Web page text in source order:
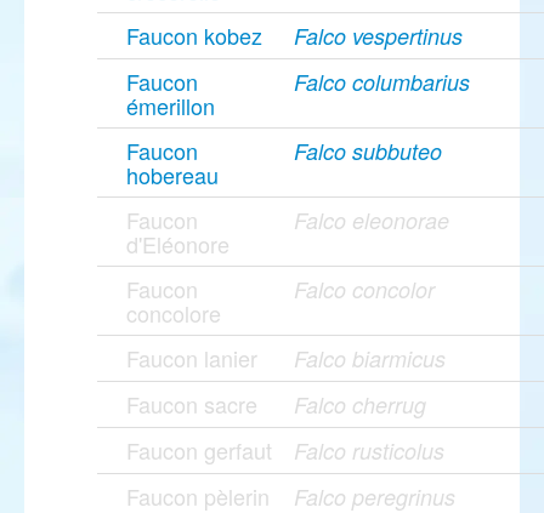
Faucon kobez Falco vespertinus
Faucon
émerillon
Falco columbarius
Faucon
hobereau
Falco subbuteo
Faucon
d'Eléonore
Falco eleonorae
Faucon
concolore
Falco concolor
Faucon lanier Falco biarmicus
Faucon sacre Falco cherrug
Faucon gerfaut Falco rusticolus
Faucon pèlerin Falco peregrinus